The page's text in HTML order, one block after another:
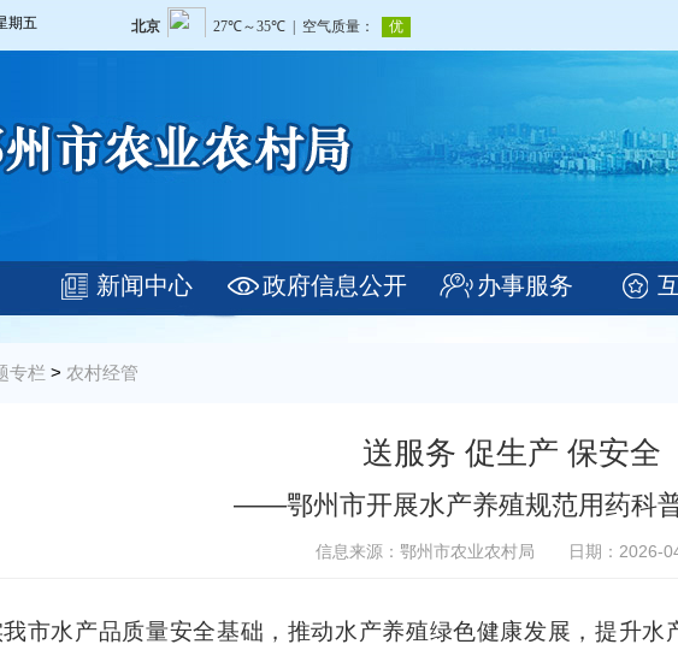
期五
新闻中心 政府信息公开 办事服务
专栏 > 农村经管
送服务 促生产 保安全
——鄂州市开展水产养殖规范用药科
信息来源：鄂州市农业农村局 日期：2026-
水产品质量安全基础，推动水产养殖绿色健康发展，提升水